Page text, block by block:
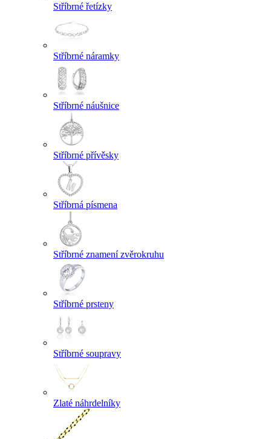
Stříbrné řetízky
Stříbrné náramky
Stříbrné náušnice
Stříbrné přívěsky
Stříbrná písmena
Stříbrné znamení zvěrokruhu
Stříbrné prsteny
Stříbrné soupravy
Zlaté náhrdelníky